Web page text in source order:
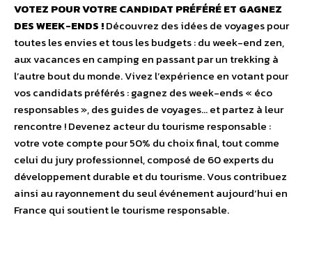
VOTEZ POUR VOTRE CANDIDAT PRÉFÉRÉ ET GAGNEZ
DES WEEK-ENDS !Découvrez des idées de voyages pour
toutes les envies et tous les budgets : du week-end zen,
aux vacances en camping en passant par un trekking à
l’autre bout du monde. Vivez l’expérience en votant pour
vos candidats préférés : gagnez des week-ends « éco
responsables », des guides de voyages… et partez à leur
rencontre ! Devenez acteur du tourisme responsable :
votre vote compte pour 50% du choix final, tout comme
celui du jury professionnel, composé de 60 experts du
développement durable et du tourisme. Vous contribuez
ainsi au rayonnement du seul événement aujourd’hui en
France qui soutient le tourisme responsable.